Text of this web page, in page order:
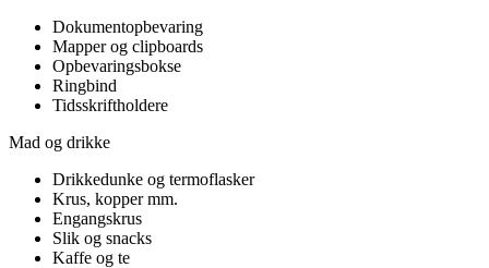
Dokumentopbevaring
Mapper og clipboards
Opbevaringsbokse
Ringbind
Tidsskriftholdere
Mad og drikke
Drikkedunke og termoflasker
Krus, kopper mm.
Engangskrus
Slik og snacks
Kaffe og te